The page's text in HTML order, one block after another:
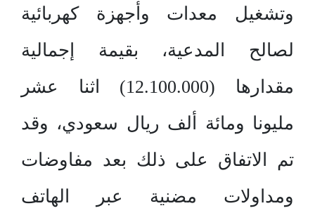
وتشغيل معدات وأجهزة كهربائية
لصالح المدعية، بقيمة إجمالية
مقدارها (12.100.000) اثنا عشر
مليونا ومائة ألف ريال سعودي، وقد
تم الاتفاق على ذلك بعد مفاوضات
ومداولات مضنية عبر الهاتف